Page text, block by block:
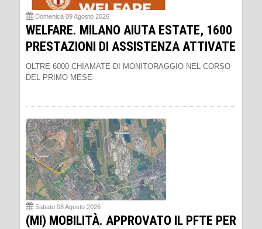
Domenica 09 Agosto 2026
WELFARE. MILANO AIUTA ESTATE, 1600
PRESTAZIONI DI ASSISTENZA ATTIVATE
OLTRE 6000 CHIAMATE DI MONITORAGGIO NEL CORSO
DEL PRIMO MESE
Sabato 08 Agosto 2026
(MI) MOBILITÀ. APPROVATO IL PFTE PER